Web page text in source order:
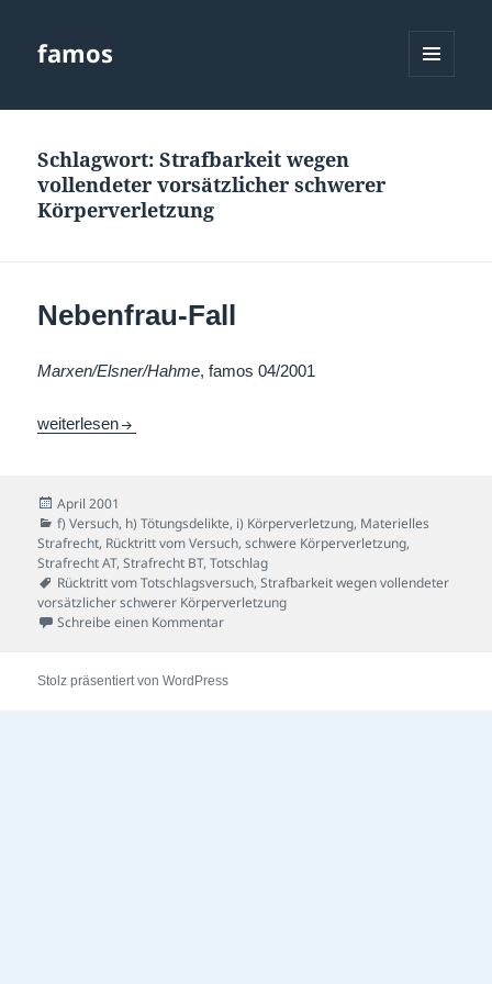
famos
Schlagwort:Strafbarkeit wegen
vollendeter vorsätzlicher schwerer
Körperverletzung
Nebenfrau-Fall
Marxen/Elsner/Hahme, famos 04/2001
Nebenfrau-Fall
weiterlesen
Veröffentlicht
am
April 2001
Kategorien
f) Versuch, h) Tötungsdelikte, i) Körperverletzung, Materielles
Strafrecht, Rücktritt vom Versuch,schwere Körperverletzung,
Strafrecht AT,Strafrecht BT,Totschlag
Schlagwörter
Rücktritt vom Totschlagsversuch,Strafbarkeit wegen vollendeter
vorsätzlicher schwerer Körperverletzung
Schreibe einen Kommentarzu Nebenfrau-Fall
Stolz präsentiert von WordPress